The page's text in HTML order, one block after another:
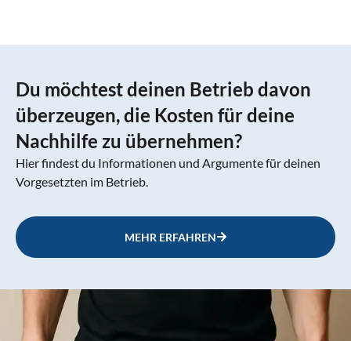
Du möchtest deinen Betrieb davon
überzeugen, die Kosten für deine
Nachhilfe zu übernehmen?
Hier findest du Informationen und Argumente für deinen
Vorgesetzten im Betrieb.
MEHR ERFAHREN